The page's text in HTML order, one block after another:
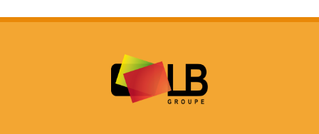
Raphaël Blas - Reportatge Radio País